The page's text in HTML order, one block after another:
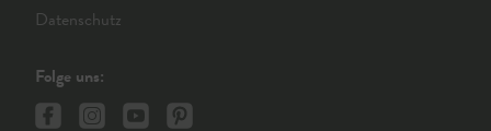
Datenschutz
Folge uns: